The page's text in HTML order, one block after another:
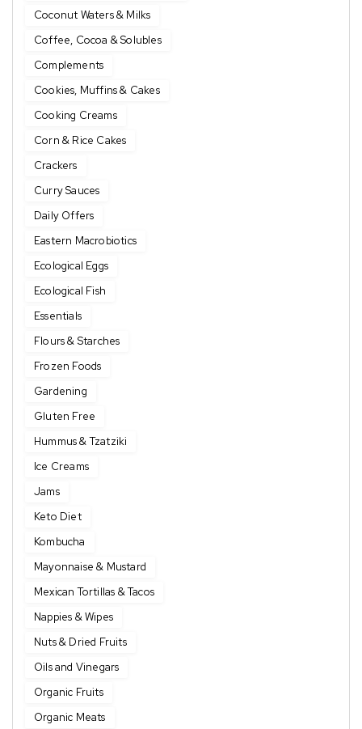
Coconut Waters & Milks
Coffee, Cocoa & Solubles
Complements
Cookies, Muffins & Cakes
Cooking Creams
Corn & Rice Cakes
Crackers
Curry Sauces
Daily Offers
Eastern Macrobiotics
Ecological Eggs
Ecological Fish
Essentials
Flours & Starches
Frozen Foods
Gardening
Gluten Free
Hummus & Tzatziki
Ice Creams
Jams
Keto Diet
Kombucha
Mayonnaise & Mustard
Mexican Tortillas & Tacos
Nappies & Wipes
Nuts & Dried Fruits
Oils and Vinegars
Organic Fruits
Organic Meats